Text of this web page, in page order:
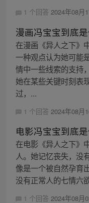
1 个回答 2024年08月
漫画冯宝宝到底
在漫画《异人之下》
一种观点认为她可能
情中一些线索的支持
她在某些关键时刻表
过，...
1 个回答 2024年08月
电影冯宝宝到底
在电影《异人之下》
人。她记忆丧失，没
像是一个被自然孕育
没有正常人的七情六
1 个回答 2024年08月